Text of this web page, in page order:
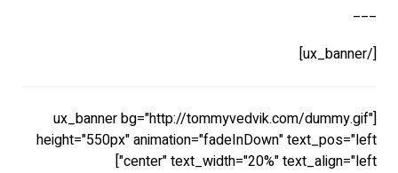
___
[/ux_banner]
[ux_banner bg="http://tommyvedvik.com/dummy.gif"
height="550px" animation="fadeInDown" text_pos="left
center" text_width="20%" text_align="left"]